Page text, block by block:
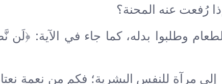
رُفعت عنه المحنة؟
وطلبوا بدله، كما جاء في الآية:
مرآةٍ للنفس البشرية؛ فكم من نعمةٍ